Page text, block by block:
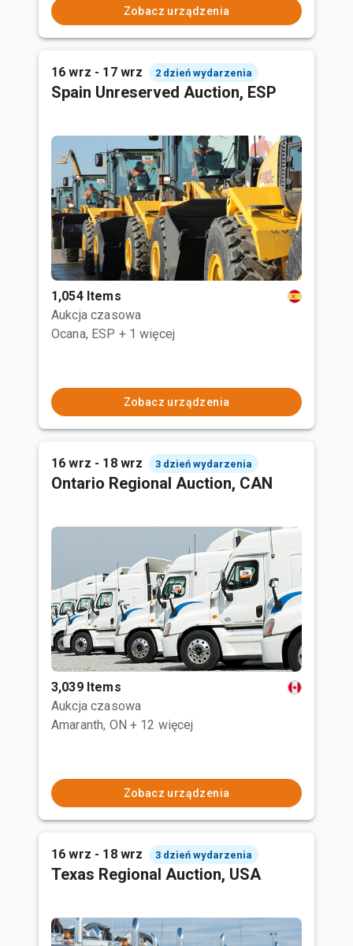
Zobacz urządzenia
16 wrz - 17 wrz 2 dzień wydarzenia
Spain Unreserved Auction, ESP
1,054 Items
Aukcja czasowa
Ocana, ESP + 1 więcej
Zobacz urządzenia
16 wrz - 18 wrz 3 dzień wydarzenia
Ontario Regional Auction, CAN
3,039 Items
Aukcja czasowa
Amaranth, ON + 12 więcej
Zobacz urządzenia
16 wrz - 18 wrz 3 dzień wydarzenia
Texas Regional Auction, USA